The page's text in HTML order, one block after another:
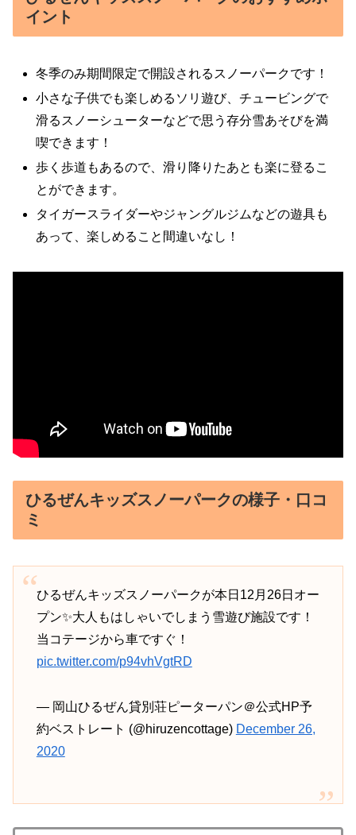
イント
冬季のみ期間限定で開設されるスノーパークです！
小さな子供でも楽しめるソリ遊び、チュービングで
滑るスノーシューターなどで思う存分雪あそびを満
喫できます！
歩く歩道もあるので、滑り降りたあとも楽に登るこ
とができます。
タイガースライダーやジャングルジムなどの遊具も
あって、楽しめること間違いなし！
ひるぜんキッズスノーパークの様子・口コ
ミ
ひるぜんキッズスノーパークが本日12月26日オー
プン✨大人もはしゃいでしまう雪遊び施設です！
当コテージから車ですぐ！
pic.twitter.com/p94vhVgtRD
— 岡山ひるぜん貸別荘ピーターパン＠公式HP予
約ベストレート (@hiruzencottage) December 26,
2020